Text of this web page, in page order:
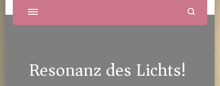
Resonanz des Lichts!